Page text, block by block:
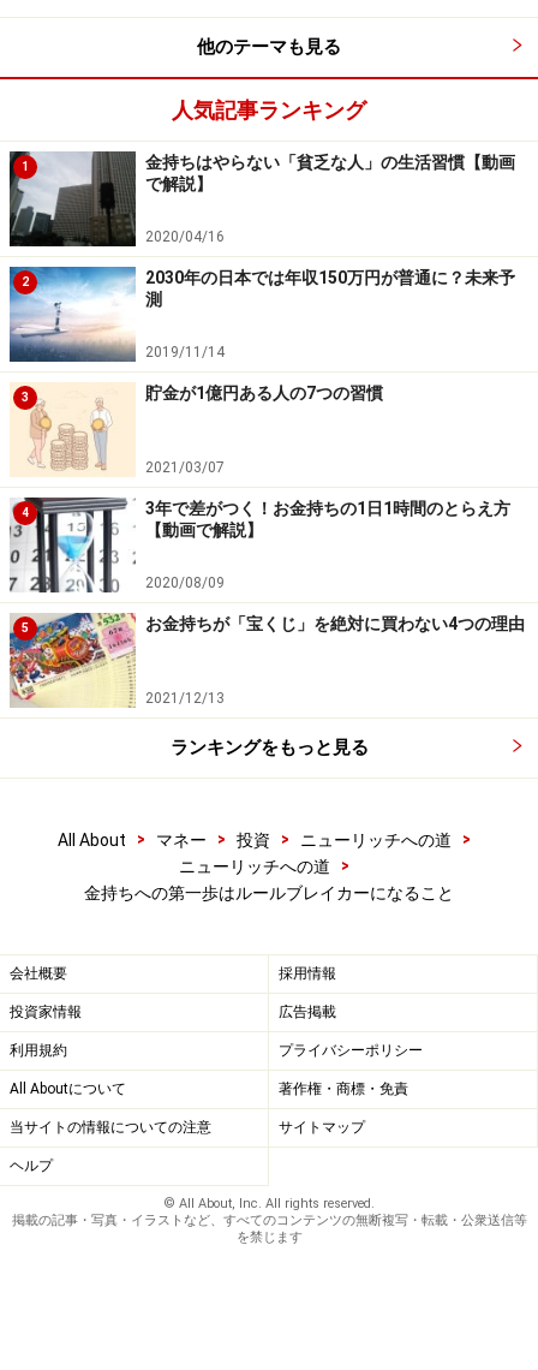
結論に達しました。そして、後年には法律をも変えてし
まうブレイクスルーが生まれてきたのです。単純に「法
律は守らなきゃいけない」と捉えている人には、宅急便
事業というアイデアは永遠に出てこないでしょう。
「法の裏をかく」というとダークな響きがありますが、
だからこそ発泡酒や第三のビールが生まれ、一大市場に
なったのです。そしてそのおかげで、私たちは安い値段
でビール（に似たお酒）を飲むことができます。
法律の抜け道を探すことを「けしからん」と捉えている
人には、発泡酒も第三のビールも思いつくことはないで
しょう。ブレイクスルーは、ルールを破るブレイカーか
ら生まれてくることもあるのです。
※記事内容は執筆時点のものです。最新の内容をご確認くださ
い。
1 /2 次のページへ
他のテーマも見る
人気記事ランキング
1
金持ちはやらない「貧乏な人」の生活習慣【動画
で解説】
2020/04/16
2
2030年の日本では年収150万円が普通に？未来予
測
2019/11/14
3 貯金が1億円ある人の7つの習慣
2021/03/07
4
3年で差がつく！お金持ちの1日1時間のとらえ方
【動画で解説】
2020/08/09
5 お金持ちが「宝くじ」を絶対に買わない4つの理由
2021/12/13
ランキングをもっと見る
All About > マネー > 投資 > ニューリッチへの道
>
ニューリッチへの道
>
金持ちへの第一歩はルールブレイカーになること
会社概要 採用情報
投資家情報 広告掲載
利用規約 プライバシーポリシー
All Aboutについて 著作権・商標・免責
当サイトの情報についての注意 サイトマップ
ヘルプ
© All About, Inc. All rights reserved.
掲載の記事・写真・イラストなど、すべてのコンテンツの無断複写・転載・公衆送信等
を禁じます